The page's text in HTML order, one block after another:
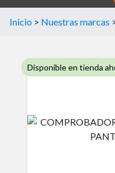
Inicio > Nuestras marcas
Disponible en tienda